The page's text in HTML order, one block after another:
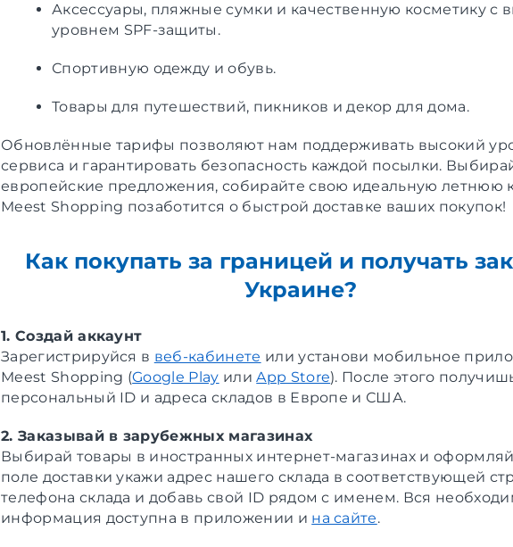
Аксессуары, пляжные сумки и качественную косметику с
уровнем SPF-защиты.
Спортивную одежду и обувь.
Товары для путешествий, пикников и декор для дома.
Обновлённые тарифы позволяют нам поддерживать высокий
сервиса и гарантировать безопасность каждой посылки.
европейские предложения, собирайте свою идеальную летнюю
Meest Shopping позаботится о быстрой доставке ваших покупок!
Как покупать за границей и получать
Украине?
1. Создай аккаунт
Зарегистрируйся в веб-кабинете или установи мобильное
Meest Shopping (Google Play илиApp Store). После этого
персональный ID и адреса складов в Европе и США.
2. Заказывай в зарубежных магазинах
Выбирай товары в иностранных интернет-магазинах и
поле доставки укажи адрес нашего склада в соответствующей
телефона склада и добавь свой ID рядом с именем. Вся
информация доступна в приложении и на сайте.